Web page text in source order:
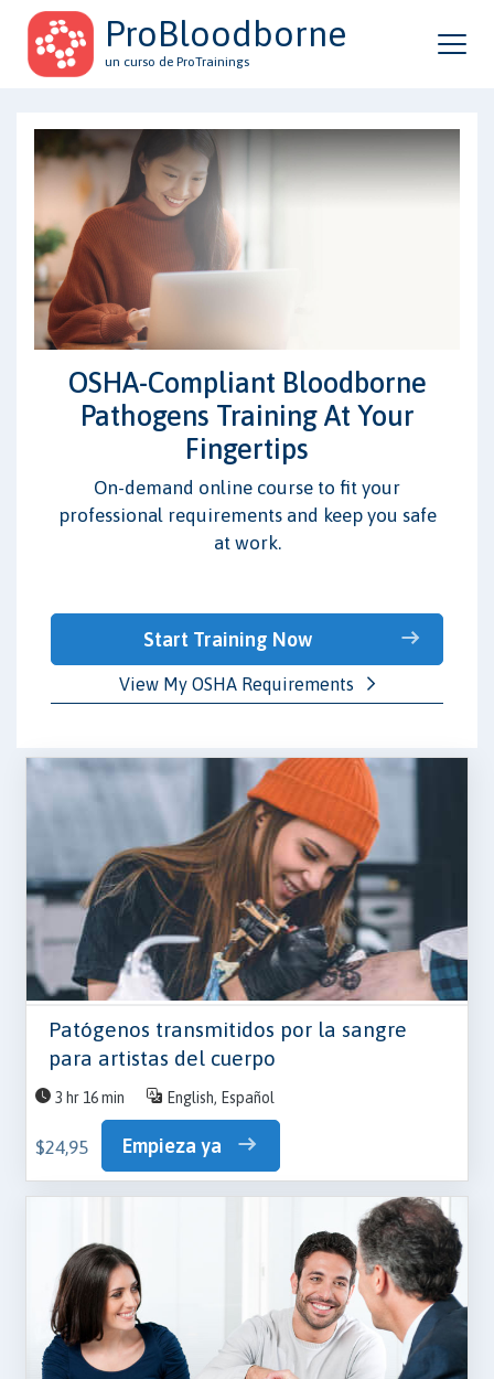
ProBloodborne
un curso de ProTrainings
OSHA-Compliant Bloodborne
Pathogens Training At Your
Fingertips
On-demand online course to fit your
professional requirements and keep you safe
at work.
Start Training Now
View My OSHA Requirements
Patógenos transmitidos por la sangre
para artistas del cuerpo
3 hr 16 min English, Español
$24,95 Empieza ya